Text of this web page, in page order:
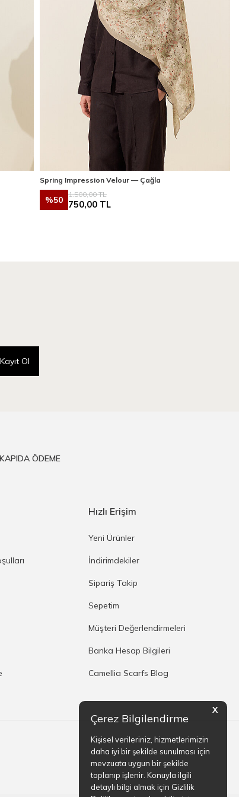
X
Çerez Bilgilendirme
Kişisel verileriniz, hizmetlerimizin
daha iyi bir şekilde sunulması için
mevzuata uygun bir şekilde
toplanıp işlenir. Konuyla ilgili
detaylı bilgi almak için Gizlilik
Spring Impression Velour — Çağla
%50
1.500,00TL
750,00 TL
Kayıt Ol
KAPIDA ÖDEME
Hızlı Erişim
Yeni Ürünler
İndirimdekiler
Sipariş Takip
Sepetim
Müşteri Değerlendirmeleri
Banka Hesap Bilgileri
Camellia Scarfs Blog